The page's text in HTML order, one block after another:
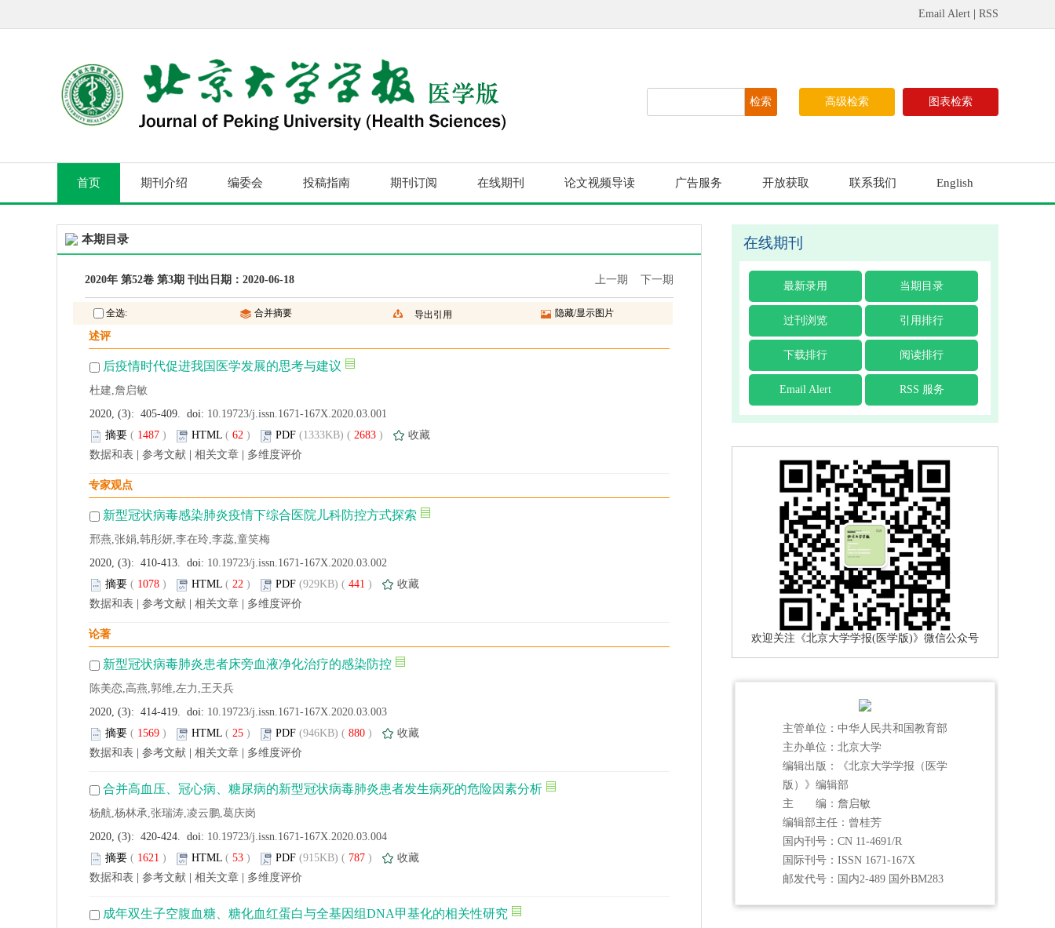
Email Alert RSS
图表检索
高级检索
首页 期刊介绍 编委会 投稿指南 期刊订阅 在线期刊 论文视频导读 广告服务 开放获取 联系我们 English
本期目录
2020年 第52卷 第3期 刊出日期：2020-06-18 上一期 下一期
全选: 合并摘要 导出引用 隐藏/显示图片
述评
后疫情时代促进我国医学发展的思考与建议
杜建,詹启敏
2020, (3): 405-409. doi: 10.19723/j.issn.1671-167X.2020.03.001
摘要 ( 1487 ) HTML ( 62 ) PDF (1333KB) ( 2683 )
收藏
数据和表
参考文献 相关文章 多维度评价
专家观点
新型冠状病毒感染肺炎疫情下综合医院儿科防控方式探索
邢燕,张娟,韩彤妍,李在玲,李蕊,童笑梅
2020, (3): 410-413. doi: 10.19723/j.issn.1671-167X.2020.03.002
摘要 ( 1078 ) HTML ( 22 ) PDF (929KB) ( 441 )
收藏
数据和表
参考文献 相关文章 多维度评价
论著
新型冠状病毒肺炎患者床旁血液净化治疗的感染防控
陈美恋,高燕,郭维,左力,王天兵
2020, (3): 414-419. doi: 10.19723/j.issn.1671-167X.2020.03.003
摘要 ( 1569 ) HTML ( 25 ) PDF (946KB) ( 880 )
收藏
数据和表
参考文献 相关文章 多维度评价
合并高血压、冠心病、糖尿病的新型冠状病毒肺炎患者发生病死的危险因素分析
杨航,杨林承,张瑞涛,凌云鹏,葛庆岗
2020, (3): 420-424. doi: 10.19723/j.issn.1671-167X.2020.03.004
摘要 ( 1621 ) HTML ( 53 ) PDF (915KB) ( 787 )
收藏
数据和表
参考文献 相关文章 多维度评价
成年双生子空腹血糖、糖化血红蛋白与全基因组DNA甲基化的相关性研究
在线期刊
最新录用 当期目录
过刊浏览 引用排行
下载排行 阅读排行
Email Alert RSS 服务
欢迎关注《北京大学学报(医学版)》微信公众号
主管单位：中华人民共和国教育部
主办单位：北京大学
编辑出版：《北京大学学报（医学
版）》编辑部
主 编：詹启敏
编辑部主任：曾桂芳
国内刊号：CN 11-4691/R
国际刊号：ISSN 1671-167X
邮发代号：国内2-489 国外BM283